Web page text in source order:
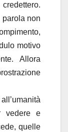
parola non
motivo
Allora
vedere e
quelle